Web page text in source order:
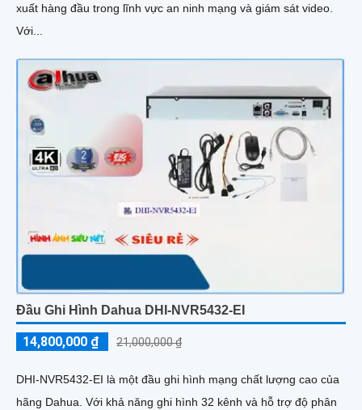
xuất hàng đầu trong lĩnh vực an ninh mạng và giám sát video.
Với...
Đầu Ghi Hình Dahua DHI-NVR5432-EI
14,800,000 ₫ 21,000,000 ₫
DHI-NVR5432-EI là một đầu ghi hình mạng chất lượng cao của
hãng Dahua. Với khả năng ghi hình 32 kênh và hỗ trợ độ phân